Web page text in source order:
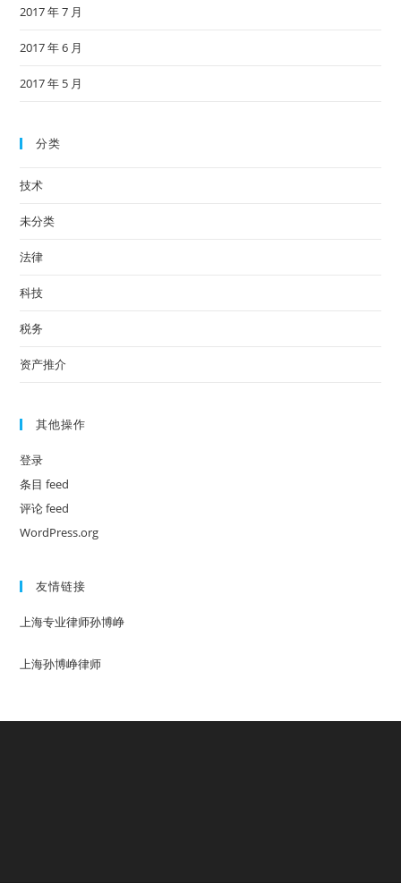
2017 年 7 月
2017 年 6 月
2017 年 5 月
分类
技术
未分类
法律
科技
税务
资产推介
其他操作
登录
条目 feed
评论 feed
WordPress.org
友情链接
上海专业律师孙博峥
上海孙博峥律师